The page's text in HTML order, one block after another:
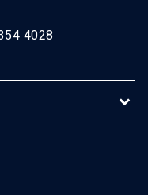
4028